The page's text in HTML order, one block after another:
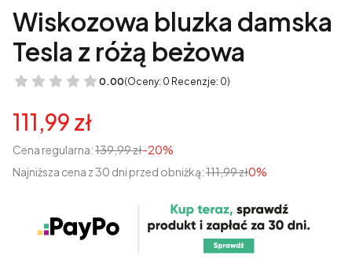
Wiskozowa bluzka damska
Tesla z różą beżowa
0.00(Oceny: 0 Recenzje: 0)
111,99 zł
Cena regularna:139,99 zł-20%
Najniższa cena z 30 dni przed obniżką:111,99 zł0%